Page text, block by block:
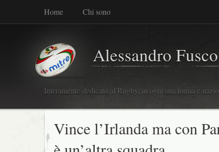
Home Chi sono
Alessandro Fusco
Interamente dedicato al Rugby, in ogni sua forma e
Vince l’Irlanda ma con